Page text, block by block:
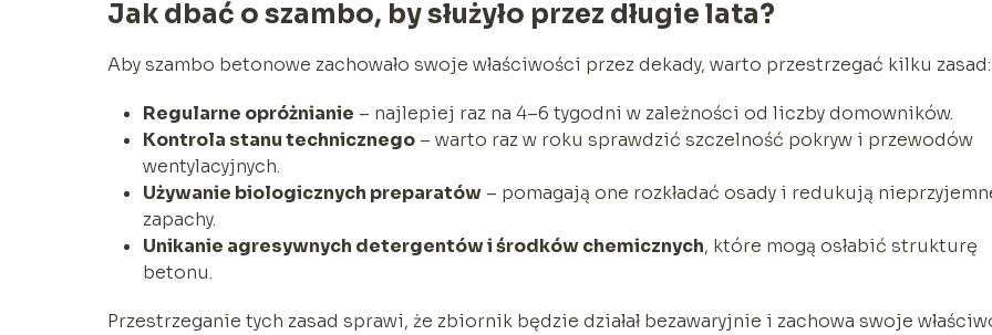
Jak dbać o szambo, by służyło przez długie lata?
Aby szambo betonowe zachowało swoje właściwości przez dekady, warto przestrzegać kilku zasad:
Regularne opróżnianie – najlepiej raz na 4–6 tygodni w zależności od liczby domowników.
Kontrola stanu technicznego – warto raz w roku sprawdzić szczelność pokryw i przewodów
wentylacyjnych.
Używanie biologicznych preparatów – pomagają one rozkładać osady i redukują
zapachy.
Unikanie agresywnych detergentów i środków chemicznych, które mogą osłabić strukturę
betonu.
Przestrzeganie tych zasad sprawi, że zbiornik będzie działał bezawaryjnie i zachowa swoje